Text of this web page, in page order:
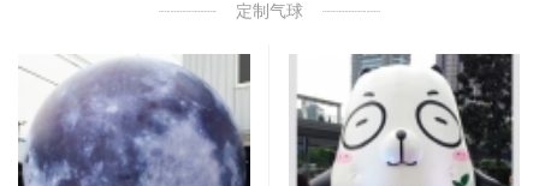
定制气球